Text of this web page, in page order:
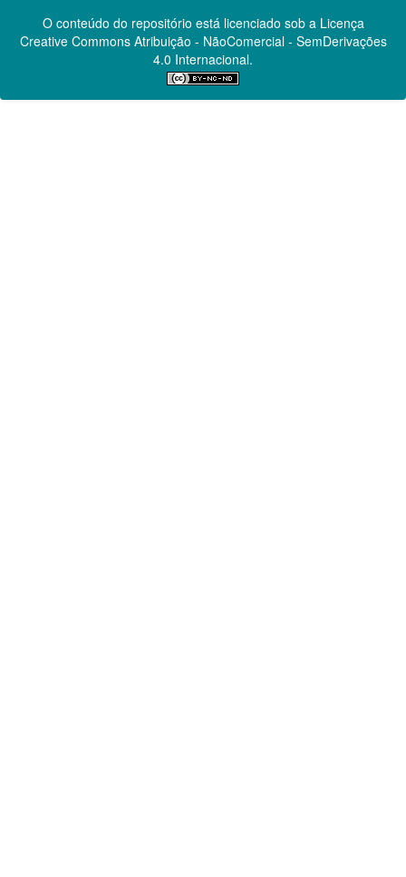
O conteúdo do repositório está licenciado sob a Licença
Creative CommonsAtribuição - NãoComercial - SemDerivações
4.0 Internacional.